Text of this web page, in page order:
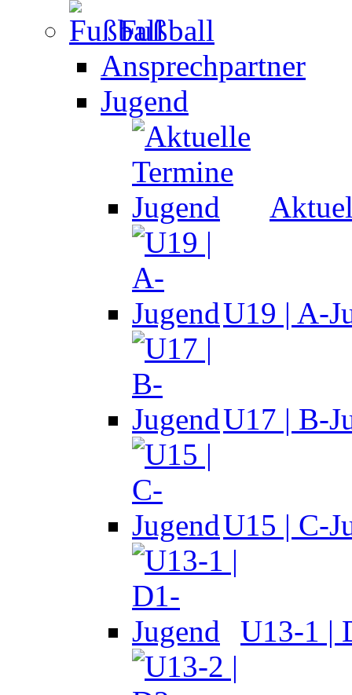
Fußball
Ansprechpartner
Jugend
U19 | A-
U17 | B-
U15 | C-
U13-1 |